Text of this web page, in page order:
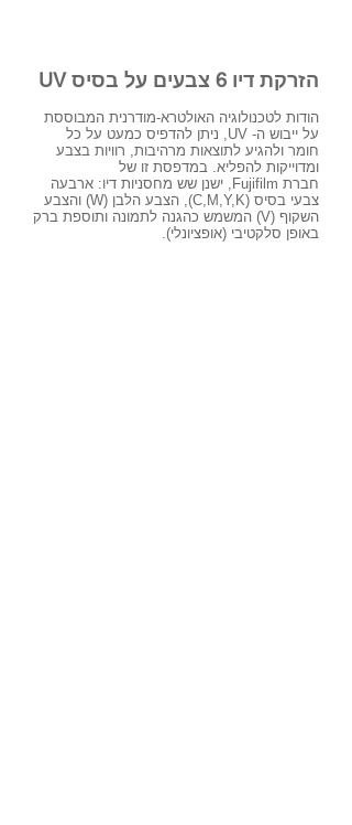
הזרקת דיו 6 צבעים על בסיס UV
הודות לטכנולוגיה האולטרא-מודרנית המבוססת
על ייבוש ה- UV, ניתן להדפיס כמעט על כל
חומר ולהגיע לתוצאות מרהיבות, רוויות בצבע
ומדוייקות להפליא. במדפסת זו של
חברת Fujifilm, ישנן שש מחסניות דיו: ארבעה
צבעי בסיס (C,M,Y,K), הצבע הלבן (W) והצבע
השקוף (V) המשמש כהגנה לתמונה ותוספת ברק
באופן סלקטיבי (אופציונלי).